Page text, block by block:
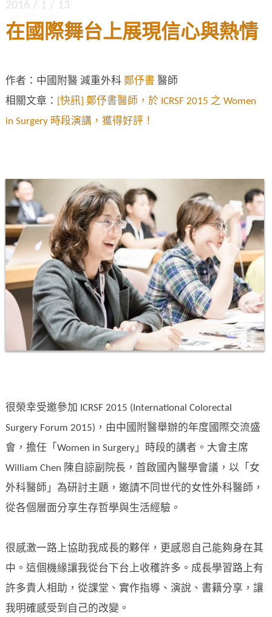
2016 / 1 / 13
在國際舞台上展現信心與熱情
作者：中國附醫 減重外科 鄭伃書 醫師
相關文章： [快訊] 鄭伃書醫師，於 ICRSF 2015 之 Women
in Surgery 時段演講，獲得好評！
很榮幸受邀參加 ICRSF 2015 (International Colorectal
Surgery Forum 2015)，由中國附醫舉辦的年度國際交流盛
會，擔任「Women in Surgery」時段的講者。大會主席
William Chen 陳自諒副院長，首啟國內醫學會議，以「女
外科醫師」為研討主題，邀請不同世代的女性外科醫師，
從各個層面分享生存哲學與生活經驗。
很感激一路上協助我成長的夥伴，更感恩自己能夠身在其
中。這個機緣讓我從台下台上收穫許多。成長學習路上有
許多貴人相助，從課堂、實作指導、演說、書籍分享，讓
我明確感受到自己的改變。